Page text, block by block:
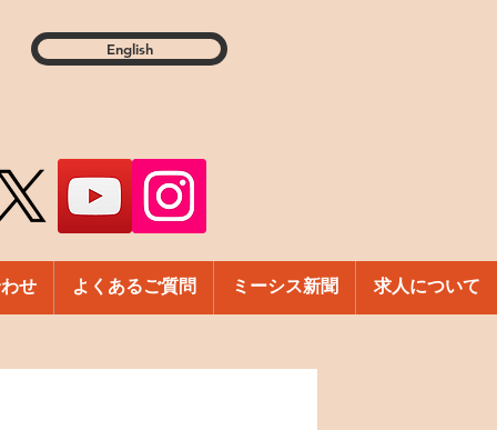
English
せ よくあるご質問 ミーシス新聞 求人について